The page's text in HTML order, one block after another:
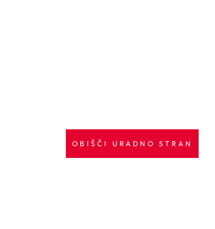
OBIŠČI URADNO STRAN